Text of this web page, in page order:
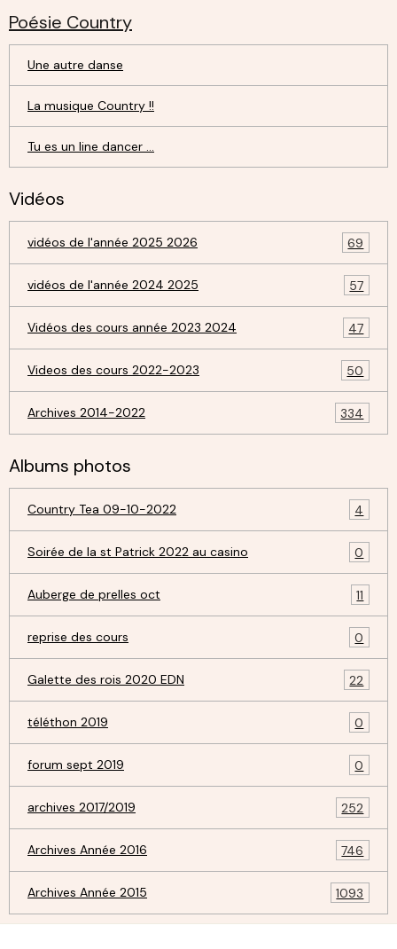
Poésie Country
Une autre danse
La musique Country !!
Tu es un line dancer ...
Vidéos
vidéos de l'année 2025 2026 69
vidéos de l'année 2024 2025 57
Vidéos des cours année 2023 2024 47
Videos des cours 2022-2023 50
Archives 2014-2022 334
Albums photos
Country Tea 09-10-2022 4
Soirée de la st Patrick 2022 au casino 0
Auberge de prelles oct 11
reprise des cours 0
Galette des rois 2020 EDN 22
téléthon 2019 0
forum sept 2019 0
archives 2017/2019 252
Archives Année 2016 746
Archives Année 2015 1093